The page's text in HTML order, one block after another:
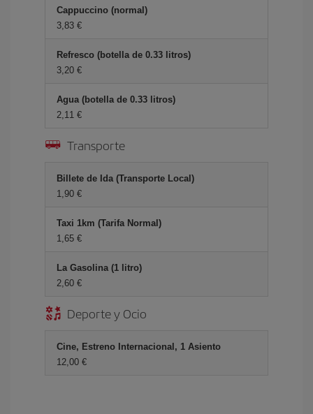
Cappuccino (normal)
3,83 €
Refresco (botella de 0.33 litros)
3,20 €
Agua (botella de 0.33 litros)
2,11 €
Transporte
Billete de Ida (Transporte Local)
1,90 €
Taxi 1km (Tarifa Normal)
1,65 €
La Gasolina (1 litro)
2,60 €
Deporte y Ocio
Cine, Estreno Internacional, 1 Asiento
12,00 €